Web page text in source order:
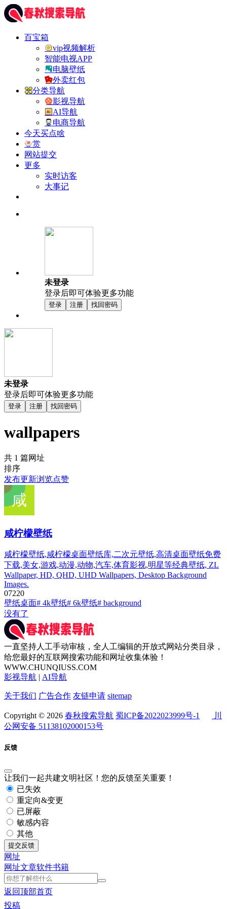
百宝箱
vip视频解析
智能电视APP
电脑壁纸
外卖红包
分类导航
影视导航
AI导航
电商导航
今天买点啥
赏
网站提交
更多
实时访客
大事记
未登录
登录后即可体验更多功能
登录 注册 找回密码
未登录
登录后即可体验更多功能
登录 注册 找回密码
wallpapers
共 1 篇网址
排序
发布更新浏览点赞
咸柠檬壁纸
咸柠檬壁纸,咸柠檬桌面壁纸库,二次元壁纸,高清桌面壁纸免费
下载,美女,游戏,动漫,动物,汽车,体育影视,明星等经典壁纸, ZL
Wallpaper, HD, QHD, UHD Wallpapers, Desktop Background
Images.
07220
壁纸桌面# 4k壁纸# 6k壁纸# background
没有了
一直坚持人工手动审核，全人工编辑的开放式网站分类目录，
给您最好的互联网搜索功能和网址收集体验！
WWW.CHUNQIUSS.COM
影视导航 | AI导航
关于我们 广告合作 友链申请 sitemap
Copyright © 2026 春秋搜索导航 蜀ICP备2022023999号-1
川
公网安备 51138102000153号
反馈
让我们一起共建文明社区！您的反馈至关重要！
已失效
重定向&变更
已屏蔽
敏感内容
其他
提交反馈
网址
网址文章软件书籍
返回顶部首页
投稿